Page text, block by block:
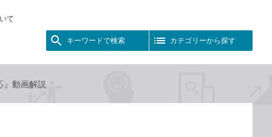
て
キーワードで検索 カテゴリーから探す
動画解説